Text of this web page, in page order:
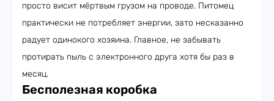
просто висит мёртвым грузом на проводе. Питомец
практически не потребляет энергии, зато несказанно
радует одинокого хозяина. Главное, не забывать
протирать пыль с электронного друга хотя бы раз в
месяц.
Бесполезная коробка